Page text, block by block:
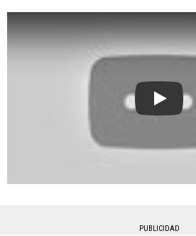
Play
PUBLICIDAD